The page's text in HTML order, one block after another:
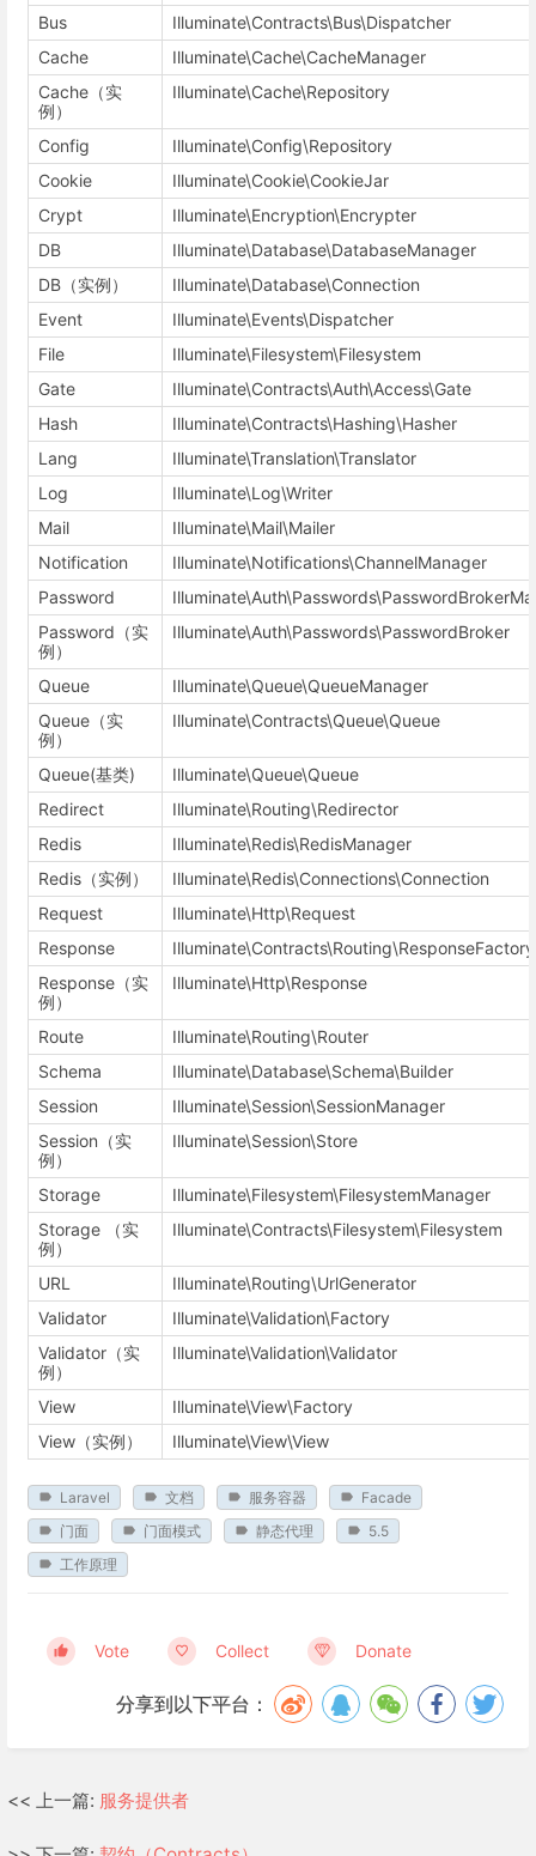
Bus
Illuminate\Contracts\Bus\Dispatcher
Cache
Illuminate\Cache\CacheManager
Cache（实
例）
Illuminate\Cache\Repository
Config
Illuminate\Config\Repository
Cookie
Illuminate\Cookie\CookieJar
Crypt
Illuminate\Encryption\Encrypter
DB
Illuminate\Database\DatabaseManager
DB（实例）
Illuminate\Database\Connection
Event
Illuminate\Events\Dispatcher
File
Illuminate\Filesystem\Filesystem
Gate
Illuminate\Contracts\Auth\Access\Gate
Hash
Illuminate\Contracts\Hashing\Hasher
Lang
Illuminate\Translation\Translator
Log
Illuminate\Log\Writer
Mail
Illuminate\Mail\Mailer
Notification
Illuminate\Notifications\ChannelManager
Password
Password（实
例）
Illuminate\Auth\Passwords\PasswordBroker
Queue
Illuminate\Queue\QueueManager
Queue（实
例）
Illuminate\Contracts\Queue\Queue
Queue(基类)
Illuminate\Queue\Queue
Redirect
Illuminate\Routing\Redirector
Redis
Illuminate\Redis\RedisManager
Redis（实例）
Illuminate\Redis\Connections\Connection
Request
Illuminate\Http\Request
Response
Illuminate\Contracts\Routing\ResponseFactory
Response（实
例）
Illuminate\Http\Response
Route
Illuminate\Routing\Router
Schema
Illuminate\Database\Schema\Builder
Session
Illuminate\Session\SessionManager
Session（实
例）
Illuminate\Session\Store
Storage
Illuminate\Filesystem\FilesystemManager
Storage （实
例）
Illuminate\Contracts\Filesystem\Filesystem
URL
Illuminate\Routing\UrlGenerator
Validator
Illuminate\Validation\Factory
Validator（实
例）
Illuminate\Validation\Validator
View
Illuminate\View\Factory
View（实例）
Illuminate\View\View
Laravel 文档 服务容器
Facade
门面
门面模式 静态代理
5.5
工作原理
Vote Collect Donate
分享到以下平台：
<< 上一篇: 服务提供者